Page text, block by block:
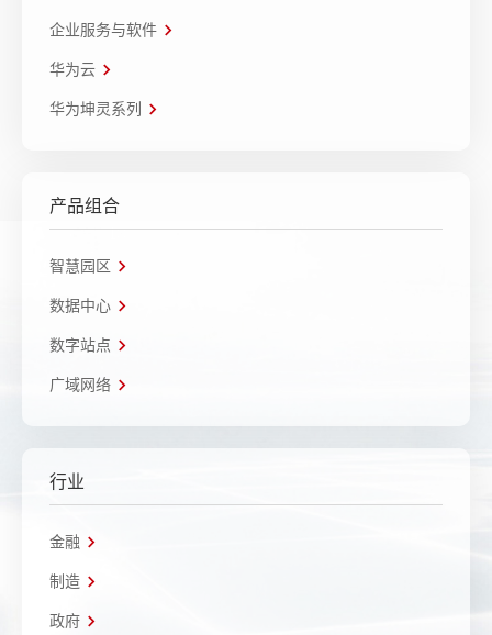
企业服务与软件
华为云
华为坤灵系列
产品组合
智慧园区
数据中心
数字站点
广域网络
行业
金融
制造
政府